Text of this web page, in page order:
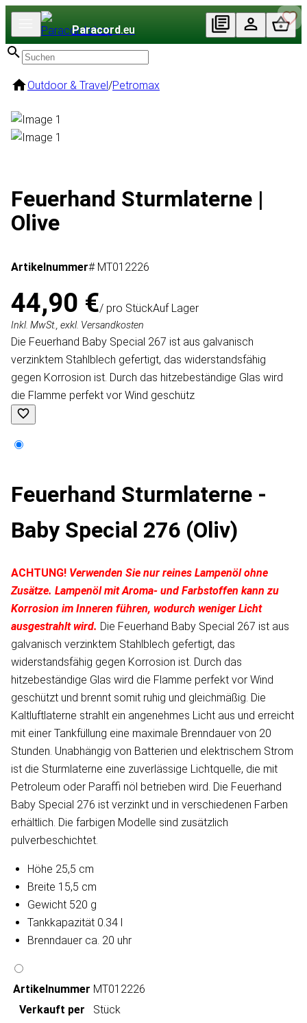
Paracord.eu
Outdoor & Travel/Petromax
Feuerhand Sturmlaterne |
Olive
Artikelnummer# MT012226
44,90 €/ pro StückAuf Lager
Inkl. MwSt., exkl. Versandkosten
Die Feuerhand Baby Special 267 ist aus galvanisch
verzinktem Stahlblech gefertigt, das widerstandsfähig
gegen Korrosion ist. Durch das hitzebeständige Glas wird
die Flamme perfekt vor Wind geschütz
Feuerhand Sturmlaterne -
Baby Special 276 (Oliv)
ACHTUNG! Verwenden Sie nur reines Lampenöl ohne
Zusätze. Lampenöl mit Aroma- und Farbstoffen kann zu
Korrosion im Inneren führen, wodurch weniger Licht
ausgestrahlt wird. Die Feuerhand Baby Special 267 ist aus
galvanisch verzinktem Stahlblech gefertigt, das
widerstandsfähig gegen Korrosion ist. Durch das
hitzebeständige Glas wird die Flamme perfekt vor Wind
geschützt und brennt somit ruhig und gleichmäßig. Die
Kaltluftlaterne strahlt ein angenehmes Licht aus und erreicht
mit einer Tankfüllung eine maximale Brenndauer von 20
Stunden. Unabhängig von Batterien und elektrischem Strom
ist die Sturmlaterne eine zuverlässige Lichtquelle, die mit
Petroleum oder Paraffi nöl betrieben wird. Die Feuerhand
Baby Special 276 ist verzinkt und in verschiedenen Farben
erhältlich. Die farbigen Modelle sind zusätzlich
pulverbeschichtet.
Höhe 25,5 cm
Breite 15,5 cm
Gewicht 520 g
Tankkapazität 0.34 l
Brenndauer ca. 20 uhr
Artikeln‌ummer MT012226
Verkauft per
Stück